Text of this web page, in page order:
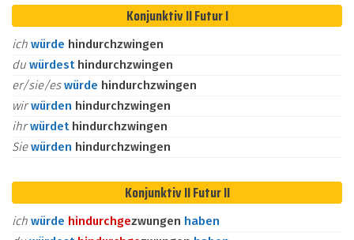
Konjunktiv II Futur I
ich würde hindurchzwingen
du würdest hindurchzwingen
er/sie/eswürde hindurchzwingen
wirwürden hindurchzwingen
ihrwürdet hindurchzwingen
Siewürden hindurchzwingen
Konjunktiv II Futur II
ich würde hindurchgezwungen haben